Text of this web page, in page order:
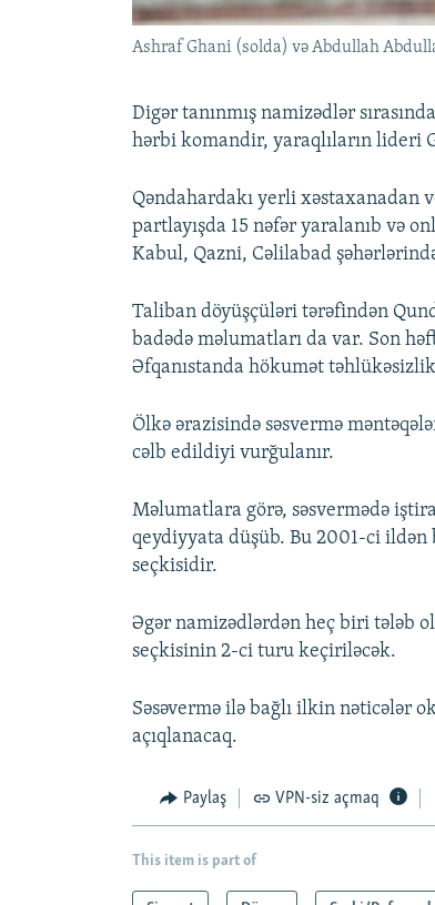
Ashraf Ghani (solda) və Abdullah
Digər tanınmış namizədlər
hərbi komandir, yaraqlıların lideri
Qəndahardakı yerli xəstaxanadan
partlayışda 15 nəfər yaralanıb və
Kabul, Qazni, Cəlilabad
Taliban döyüşçüləri tərəfindən
badədə məlumatları da var. Son
Əfqanıstanda hökumət
Ölkə ərazisində səsvermə
cəlb edildiyi vurğulanır.
Məlumatlara görə, səsvermədə
qeydiyyata düşüb. Bu 2001-ci
seçkisidir.
Əgər namizədlərdən heç biri tələb
seçkisinin 2-ci turu keçiriləcək.
Səsəvermə ilə bağlı ilkin nəticələr
açıqlanacaq.
Paylaş VPN-siz açmaq
This item is part of